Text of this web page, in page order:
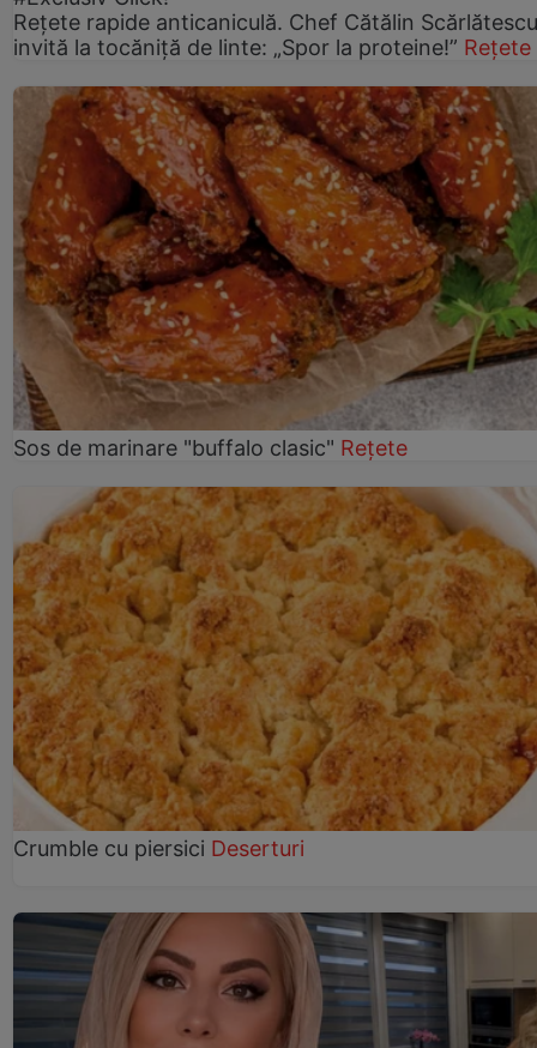
Rețete rapide anticaniculă. Chef Cătălin
invită la tocăniță de linte: „Spor la proteine!” Rețete
Sos de marinare "buffalo clasic" Rețete
Crumble cu piersici Deserturi